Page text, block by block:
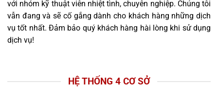
với nhóm kỹ thuật viên nhiệt tình, chuyên nghiệp. Chúng tôi
vẫn đang và sẽ cố gắng dành cho khách hàng những dịch
vụ tốt nhất. Đảm bảo quý khách hàng hài lòng khi sử dụng
dịch vụ!
HỆ THỐNG 4 CƠ SỞ